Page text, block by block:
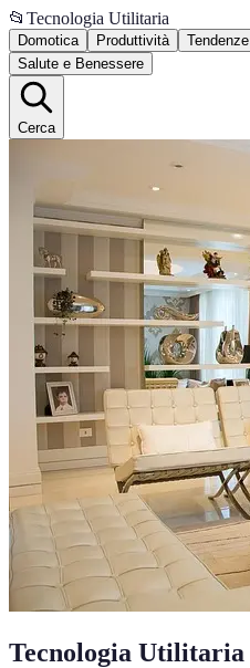
📂 Tecnologia Utilitaria
Domotica Produttività Tendenze
Salute e Benessere
Cerca
Tecnologia Utilitaria